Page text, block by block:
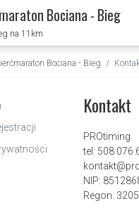
Bociana - Bieg
na 11km
Bociana - Bieg
Kontakt
PROtiming
tel: 508 076
NIP:
Regon: